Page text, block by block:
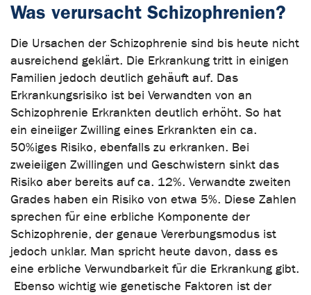
Was verursacht Schizophrenien?
Die Ursachen der Schizophrenie sind bis heute nicht
ausreichend geklärt. Die Erkrankung tritt in einigen
Familien jedoch deutlich gehäuft auf. Das
Erkrankungsrisiko ist bei Verwandten von an
Schizophrenie Erkrankten deutlich erhöht. So hat
ein eineiiger Zwilling eines Erkrankten ein ca.
50%iges Risiko, ebenfalls zu erkranken. Bei
zweieiigen Zwillingen und Geschwistern sinkt das
Risiko aber bereits auf ca. 12%. Verwandte zweiten
Grades haben ein Risiko von etwa 5%. Diese Zahlen
sprechen für eine erbliche Komponente der
Schizophrenie, der genaue Vererbungsmodus ist
jedoch unklar. Man spricht heute davon, dass es
eine erbliche Verwundbarkeit für die Erkrankung gibt.
Ebenso wichtig wie genetische Faktoren ist der